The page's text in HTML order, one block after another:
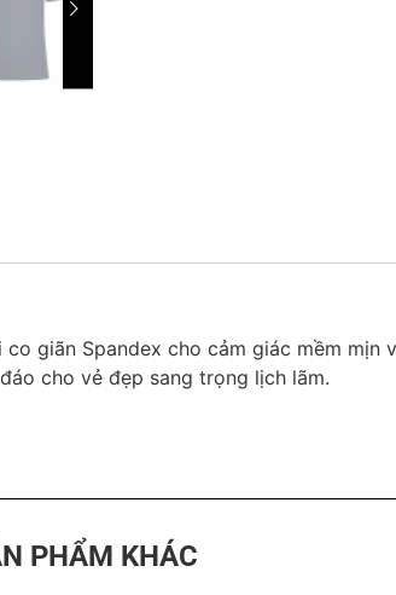
giãn Spandex cho cảm giác mềm mịn
cho vẻ đẹp sang trọng lịch lãm.
PHẨM KHÁC